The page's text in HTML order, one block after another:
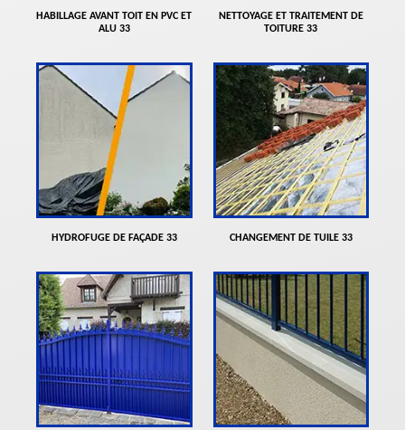
HABILLAGE AVANT TOIT EN PVC ET
ALU 33
NETTOYAGE ET TRAITEMENT DE
TOITURE 33
HYDROFUGE DE FAÇADE 33 CHANGEMENT DE TUILE 33